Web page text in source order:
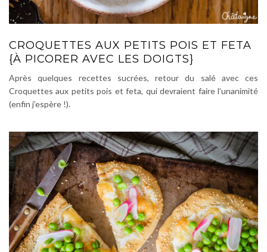
CROQUETTES AUX PETITS POIS ET FETA
{À PICORER AVEC LES DOIGTS}
Après quelques recettes sucrées, retour du salé avec ces
Croquettes aux petits pois et feta, qui devraient faire l’unanimité
(enfin j’espère !).